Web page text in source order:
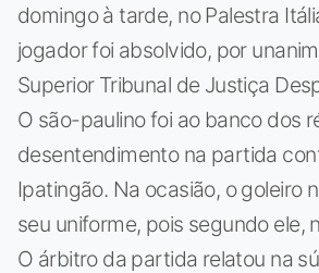
domingo à tarde, no Palestra
jogador foi absolvido, por
Superior Tribunal de Justiça
O são-paulino foi ao banco dos
desentendimento na partida
Ipatingão. Na ocasião, o goleiro
seu uniforme, pois segundo ele,
O árbitro da partida relatou na